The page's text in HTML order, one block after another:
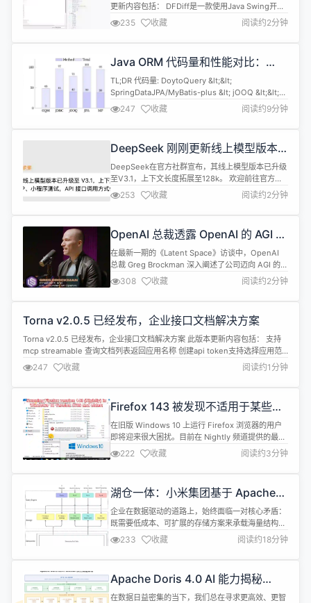
更新内容包括： DFDiff是一款使用Java Swing开发
的文本处理工具，同时也提供一些日常使用的小工
具。 新功能1.5.0 1、增加Markdown编辑功能，使
用JavaFX WebView渲染Markdown。 2、大文件查
截图功能。 已实现...
235 收藏 阅读约2分钟
Java ORM 代码量和性能对比：
DoytoQuery vs
SpringDataJPA/SpringJdbc/jOOQ/
plus
TL;DR 代码量: DoytoQuery &lt;&lt;
SpringDataJPA/MyBatis-plus &lt; jOOQ &lt;&lt;
SpringJdbc 查询性能：SpringJdbc &gt;
DoytoQuery &gt; jOOQ &gt;&gt;&gt;
SpringDataJPA &gt; MyBatis-plus 测试代码：...
247 收藏 阅读约9分钟
DeepSeek 刚刚更新线上模型版本
至 V3.1
DeepSeek在官方社群宣布，其线上模型版本已升级
至V3.1，上下文长度拓展至128k。 欢迎前往官方网
页、APP、小程序测试，API 接口调用方式保持不
变。 接口信息：
https://platform.deepseek.com/usage 近日市场
发布消息，预计时间窗口为8月15日至30日。对此，
接...
253 收藏 阅读约2分钟
OpenAI 总裁透露 OpenAI 的 AGI 之
路
在最新一期的《Latent Space》访谈中，OpenAI
总裁 Greg Brockman 深入阐述了公司迈向 AGI 的整
体路线图，核心可概括为“三个转向”： 技术转向：从
“一次性预训练”到“强化学习推理” 资源转向：把“算
力”视为唯一稀缺资源 落地转向：从“科研样品”到“可
发布之...
308 收藏 阅读约2分钟
Torna v2.0.5 已经发布，企业接口文档解决方案
Torna v2.0.5 已经发布，企业接口文档解决方案 此版本更新内容包括： 支持
mcp streamable 查询文档列表返回应用名称 创建api token支持选择应用范
围 同步社区版1.33.7 详情查看：
https://gitee.com/durcframework/torna/releases/v2.0.5
247 收藏 阅读约1分钟
Firefox 143 被发现不适用于某些旧
Windows 10 版本
在旧版 Windows 10 上运行 Firefox 浏览器的用户
即将迎来很大困扰。目前在 Nightly 频道提供的最新
版本 Firefox 143 已不再适用于 1803 之前的版本。
在 Windows 10 1703、1709 或 2015 LTSB 等老版
本上启动该浏览器时，用户会收到以下错误： 由于未
222 收藏 阅读约3分钟
湖仓一体：小米集团基于 Apache
Doris + Apache Paimon 实现 6 倍
性能飞跃
企业在数据驱动的道路上，始终面临一对核心矛盾：
既需要低成本、可扩展的存储方案来承载海量结构
化、半结构化乃至非结构化数据（这正是数据湖的强
项），又渴望实时、低延迟的分析能力来支撑业务决
策（这是分析型数据库的核心优势）。 然而现实是，
为代表的数据湖技术，虽凭借开放格式、弹性扩展和
低成本存储成为企业数据中...
233 收藏 阅读约18分钟
Apache Doris 4.0 AI 能力揭秘
（一）：AI 函数之 LLM 函数介绍
在数据日益密集的当下，我们总在寻求更高效、更智